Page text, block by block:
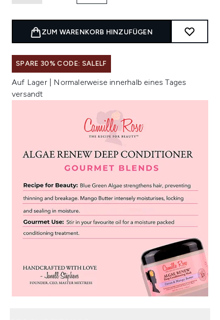
ZUM WARENKORB HINZUFÜGEN
SPARE 30% CODE: SALELF
Auf Lager | Normalerweise innerhalb eines Tages
versandt